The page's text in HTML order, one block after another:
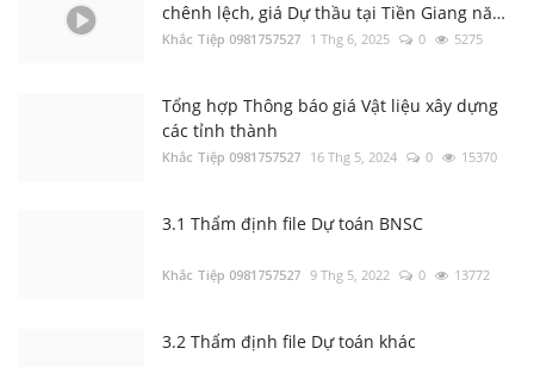
chênh lệch, giá Dự thầu tại Tiền Giang năm
2023
Khắc Tiệp 0981757527 1 Thg 6, 2025 0 5275
Tổng hợp Thông báo giá Vật liệu xây dựng
các tỉnh thành
Khắc Tiệp 0981757527 16 Thg 5, 2024 0 15370
3.1 Thẩm định file Dự toán BNSC
Khắc Tiệp 0981757527 9 Thg 5, 2022 0 13772
3.2 Thẩm định file Dự toán khác
Văn bản Số: 5787/TCĐBVN-QLBTĐB: Phân
loại đường để tính cước vận tải đường bộ
Tổng hợp Đơn giá XDCT và DVCI; Đơn giá
Nhân công, Giá ca máy; Hướng dẫn các tỉnh
01/3/2022)